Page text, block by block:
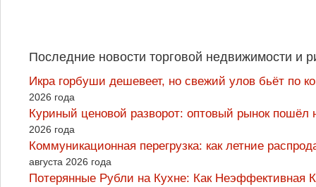
Последние новости торговой недвижимости и
Икра горбуши дешевеет, но свежий улов бьёт по
2026 года
Куриный ценовой разворот: оптовый рынок
2026 года
Коммуникационная перегрузка: как летние
августа 2026 года
Потерянные Рубли на Кухне: Как